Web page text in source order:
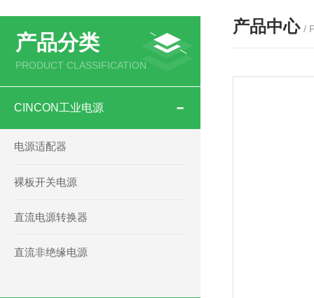
产品分类
PRODUCT CLASSIFICATION
CINCON工业电源
电源适配器
裸板开关电源
直流电源转换器
直流非绝缘电源
产品中心 /